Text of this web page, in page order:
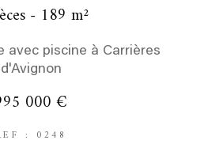
- 189 m²
avec piscine à Carrières
d'Avignon
000 €
: 0248